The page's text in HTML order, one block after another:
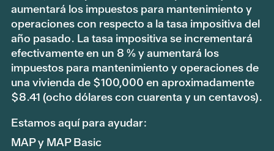
aumentará los impuestos para mantenimiento y
operaciones con respecto a la tasa impositiva del
año pasado. La tasa impositiva se incrementará
efectivamente en un 8 % y aumentará los
impuestos para mantenimiento y operaciones de
una vivienda de $100,000 en aproximadamente
$8.41 (ocho dólares con cuarenta y un centavos).
Estamos aquí para ayudar:
MAP y MAP Basic